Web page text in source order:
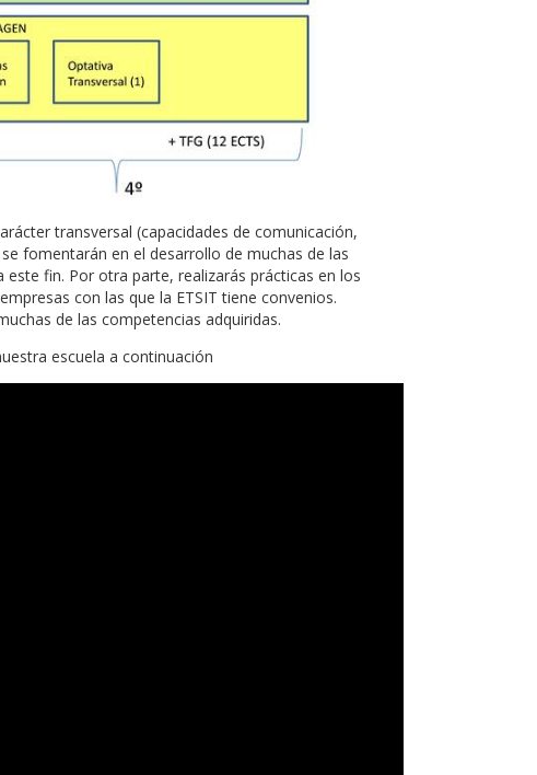
transversal (capacidades de comunicación,
fomentarán en el desarrollo de muchas de las
fin. Por otra parte, realizarás prácticas en los
con las que la ETSIT tiene convenios.
de las competencias adquiridas.
escuela a continuación